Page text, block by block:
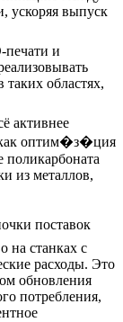
ускоряя выпуск
печати и
областях,
активнее
как оптим�з�ция
поликарбоната
из металлов,
поставок
на станках с
расходы. Это
обновления
потребления,